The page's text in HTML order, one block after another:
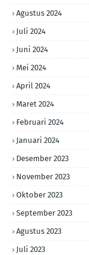
Agustus 2024
Juli 2024
Juni 2024
Mei 2024
April 2024
Maret 2024
Februari 2024
Januari 2024
Desember 2023
November 2023
Oktober 2023
September 2023
Agustus 2023
Juli 2023